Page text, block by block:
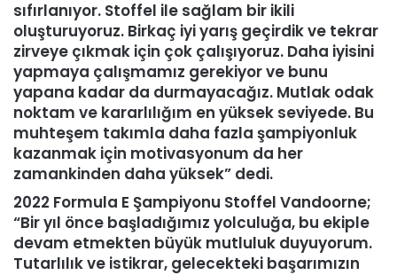
sıfırlanıyor. Stoffel ile sağlam bir ikili
oluşturuyoruz. Birkaç iyi yarış geçirdik ve tekrar
zirveye çıkmak için çok çalışıyoruz. Daha iyisini
yapmaya çalışmamız gerekiyor ve bunu
yapana kadar da durmayacağız. Mutlak odak
noktam ve kararlılığım en yüksek seviyede. Bu
muhteşem takımla daha fazla şampiyonluk
kazanmak için motivasyonum da her
zamankinden daha yüksek” dedi.
2022 Formula E Şampiyonu Stoffel Vandoorne;
“Bir yıl önce başladığımız yolculuğa, bu ekiple
devam etmekten büyük mutluluk duyuyorum.
Tutarlılık ve istikrar, gelecekteki başarımızın